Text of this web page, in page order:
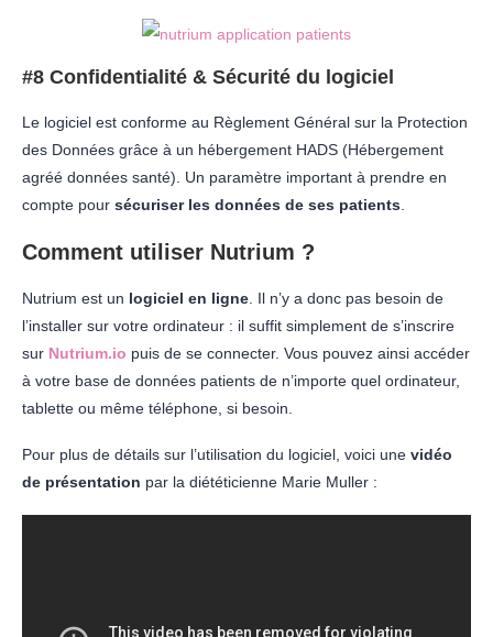
#8 Confidentialité & Sécurité du logiciel
Le logiciel est conforme au Règlement Général sur la Protection
des Données grâce à un hébergement HADS (Hébergement
agréé données santé). Un paramètre important à prendre en
compte pour sécuriser les données de ses patients
Comment utiliser Nutrium ?
Nutrium est un logiciel en ligne . Il n’y a donc pas besoin de
l’installer sur votre ordinateur : il suffit simplement de s’inscrire
sur Nutrium.io puis de se connecter. Vous pouvez ainsi accéder
à votre base de données patients de n’importe quel ordinateur,
tablette ou même téléphone, si besoin.
Pour plus de détails sur l’utilisation du logiciel, voici une vidéo
de présentation par la diététicienne Marie Muller :